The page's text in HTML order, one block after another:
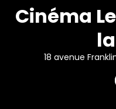
Cinéma
18 avenue